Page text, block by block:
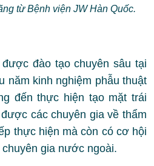
từ Bệnh viện JW Hàn Quốc.
đào tạo chuyên sâu tại
năm kinh nghiệm phẫu thuật
đến thực hiện tạo mặt trái
các chuyên gia về thẩm
thực hiện mà còn có cơ hội
gia nước ngoài.